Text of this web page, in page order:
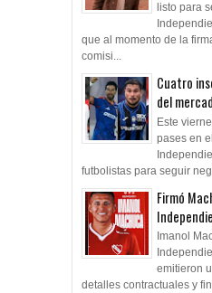
listo para
que al momento de la
comisi...
Cuatro
del
Este
pases en
futbolistas para seguir
Firmó
Imanol
emitieron
detalles contractuales y